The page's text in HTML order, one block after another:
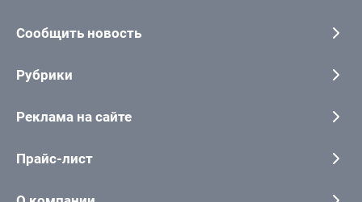
Сообщить новость
Рубрики
Реклама на сайте
Прайс-лист